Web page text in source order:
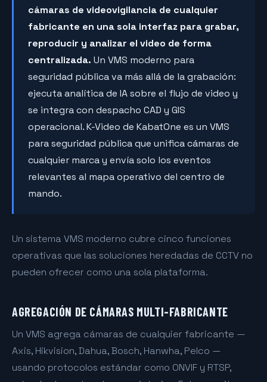
cámaras de videovigilancia de cualquier
fabricante en una sola interfaz para grabar,
reproducir y analizar el video de forma
centralizada. Un VMS moderno para
seguridad pública va más allá de la grabación:
ejecuta analítica de IA sobre el flujo de video y
se integra con despacho CAD y GIS
operacional. K-Video de KabatOne es un VMS
para seguridad pública que unifica cámaras de
cualquier marca y envía solo los eventos
relevantes al mapa operativo del centro de
mando.
Un sistema VMS moderno cubre cinco funciones
operativas que las soluciones heredadas de CCTV no
pueden ofrecer como una sola plataforma.
AGREGACIÓN DE CÁMARAS MULTI-FABRICANTE
Un VMS agrega cámaras de cualquier fabricante —
Axis, Hikvision, Dahua, Bosch, Hanwha, Pelco —
usando protocolos estándar como ONVIF y RTSP,